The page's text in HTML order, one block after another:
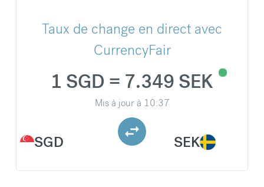
Taux de change en direct avec
CurrencyFair
SGD
1 SGD = 7.349 SEK
Mis à jour à 10:37
SEK